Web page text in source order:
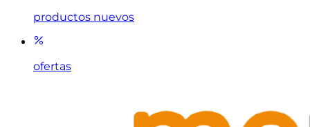
productos nuevos
ofertas